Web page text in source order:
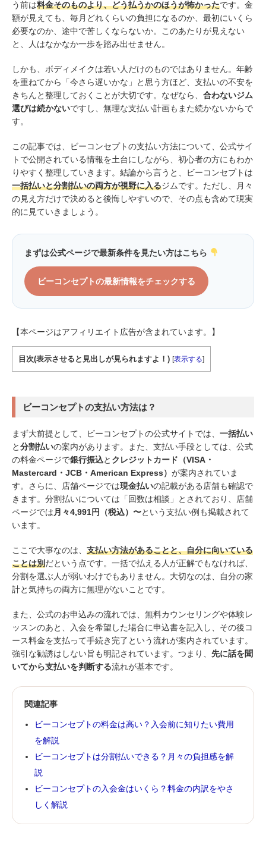
う前は料金そのものより、どう払うかのほうが怖かったです。金
額が見えても、毎月どれくらいの負担になるのか、最初にいくら
必要なのか、途中で苦しくならないか。このあたりが見えない
と、人はなかなか一歩を踏み出せません。
しかも、ボディメイクは若い人だけのものではありません。年齢
を重ねてから「今さら遅いかな」と思う方ほど、支払いの不安を
きちんと整理しておくことが大切です。なぜなら、 合わないジム
選びは続かないですし、無理な支払い計画もまた続かないからで
す。
この記事では、ビーコンセプトの支払い方法について、公式サイ
トで公開されている情報を土台にしながら、初心者の方にもわか
りやすく整理していきます。結論から言うと、ビーコンセプトは
一括払いと分割払いの両方が視野に入るジムです。ただし、月々
の見え方だけで決めると後悔しやすいので、その点も含めて現実
的に見ていきましょう。
まずは公式ページで最新条件を見たい方はこちら
ビーコンセプトの最新情報をチェックする
【本ページはアフィリエイト広告が含まれています。】
目次(表示させると見出しが見られますよ！) [表示する]
ビーコンセプトの支払い方法は？
まず大前提として、ビーコンセプトの公式サイトでは、 一括払い
と分割払いの案内があります。また、支払い手段としては、公式
の料金ページで銀行振込と クレジットカード（VISA・
Mastercard・JCB・American Express） が案内されていま
す。さらに、店舗ページでは現金払いの記載がある店舗も確認で
きます。分割払いについては「回数は相談」とされており、店舗
ページでは 月々4,991円（税込）〜という支払い例も掲載されて
います。
ここで大事なのは、 支払い方法があることと、自分に向いている
ことは別だという点です。一括で払える人が正解でもなければ、
分割を選ぶ人が弱いわけでもありません。大切なのは、自分の家
計と気持ちの両方に無理がないことです。
また、公式のお申込みの流れでは、無料カウンセリングや体験レ
ッスンのあと、入会を希望した場合に申込書を記入し、その後コ
ース料金を支払って手続き完了という流れが案内されています。
強引な勧誘はしない旨も明記されています。つまり、 先に話を聞
いてから支払いを判断する流れが基本です。
関連記事
ビーコンセプトの料金は高い？入会前に知りたい費用
を解説
ビーコンセプトは分割払いできる？月々の負担感を解
説
ビーコンセプトの入会金はいくら？料金の内訳をやさ
しく解説